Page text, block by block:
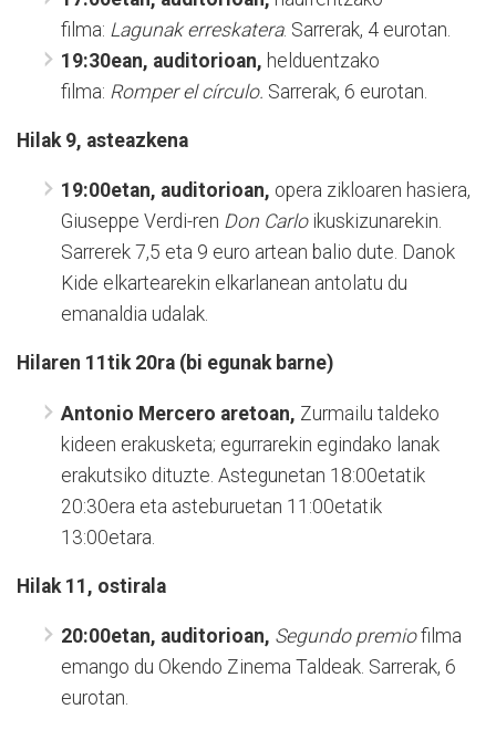
filma: Lagunak erreskatera. Sarrerak, 4 eurotan.
19:30ean, auditorioan, helduentzako
filma: Romper el círculo. Sarrerak, 6 eurotan.
Hilak 9, asteazkena
19:00etan, auditorioan, opera zikloaren hasiera,
Giuseppe Verdi-ren Don Carlo ikuskizunarekin.
Sarrerek 7,5 eta 9 euro artean balio dute. Danok
Kide elkartearekin elkarlanean antolatu du
emanaldia udalak.
Hilaren 11tik 20ra (bi egunak barne)
Antonio Mercero aretoan, Zurmailu taldeko
kideen erakusketa; egurrarekin egindako lanak
erakutsiko dituzte. Astegunetan 18:00etatik
20:30era eta asteburuetan 11:00etatik
13:00etara.
Hilak 11, ostirala
20:00etan, auditorioan, Segundo premiofilma
emango du Okendo Zinema Taldeak. Sarrerak, 6
eurotan.